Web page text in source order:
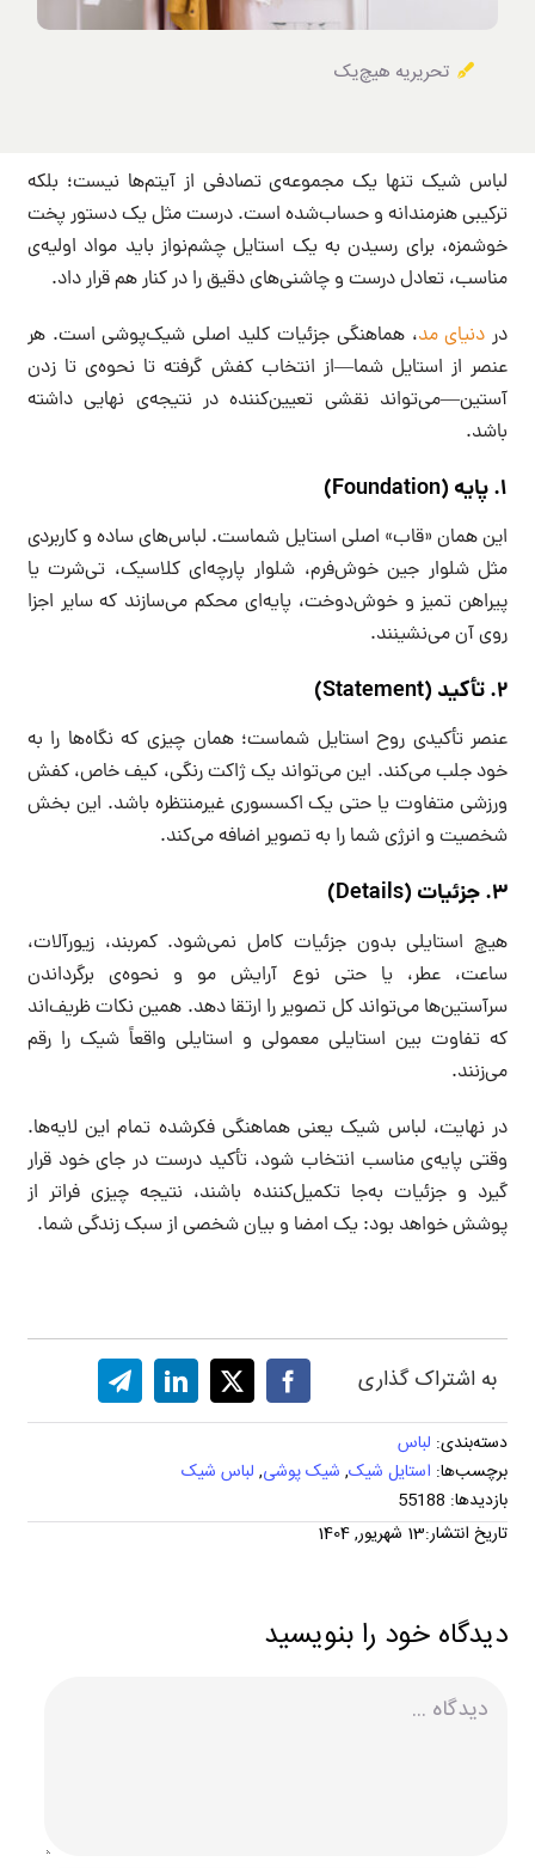
تحریریه هیچ‌یک
لباس شیک تنها یک مجموعه‌ی تصادفی از آیتم‌ها نیست؛ بلکه
ترکیبی هنرمندانه و حساب‌شده است. درست مثل یک دستور پخت
خوشمزه، برای رسیدن به یک استایل چشم‌نواز باید مواد اولیه‌ی
مناسب، تعادل درست و چاشنی‌های دقیق را در کنار هم قرار داد.
در دنیای مد، هماهنگی جزئیات کلید اصلی شیک‌پوشی است. هر
عنصر از استایل شما—از انتخاب کفش گرفته تا نحوه‌ی تا زدن
آستین—می‌تواند نقشی تعیین‌کننده در نتیجه‌ی نهایی داشته
باشد.
۱. پایه (Foundation)
این همان «قاب» اصلی استایل شماست. لباس‌های ساده و کاربردی
مثل شلوار جین خوش‌فرم، شلوار پارچه‌ای کلاسیک، تی‌شرت یا
پیراهن تمیز و خوش‌دوخت، پایه‌ای محکم می‌سازند که سایر اجزا
روی آن می‌نشینند.
۲. تأکید (Statement)
عنصر تأکیدی روح استایل شماست؛ همان چیزی که نگاه‌ها را به
خود جلب می‌کند. این می‌تواند یک ژاکت رنگی، کیف خاص، کفش
ورزشی متفاوت یا حتی یک اکسسوری غیرمنتظره باشد. این بخش
شخصیت و انرژی شما را به تصویر اضافه می‌کند.
۳. جزئیات (Details)
هیچ استایلی بدون جزئیات کامل نمی‌شود. کمربند، زیورآلات،
ساعت، عطر، یا حتی نوع آرایش مو و نحوه‌ی برگرداندن
سرآستین‌ها می‌تواند کل تصویر را ارتقا دهد. همین نکات ظریف‌اند
که تفاوت بین استایلی معمولی و استایلی واقعاً شیک را رقم
می‌زنند.
در نهایت، لباس شیک یعنی هماهنگی فکرشده‌ تمام این لایه‌ها.
وقتی پایه‌ی مناسب انتخاب شود، تأکید درست در جای خود قرار
گیرد و جزئیات به‌جا تکمیل‌کننده باشند، نتیجه چیزی فراتر از
پوشش خواهد بود: یک امضا و بیان شخصی از سبک زندگی شما.
به اشتراک گذاری
دسته‌بندی: لباس
برچسب‌ها: استایل شیک, شیک پوشی, لباس شیک
بازدیدها: 55188
تاریخ انتشار:13 شهریور, 1404
دیدگاه خود را بنویسید